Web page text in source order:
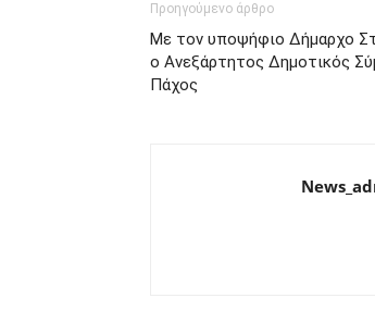
Προηγούμενο άρθρο
Με τον υποψήφιο Δήμαρχο
ο Ανεξάρτητος Δημοτικός
Πάχος